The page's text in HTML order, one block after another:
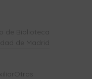
de Biblioteca
de Madrid